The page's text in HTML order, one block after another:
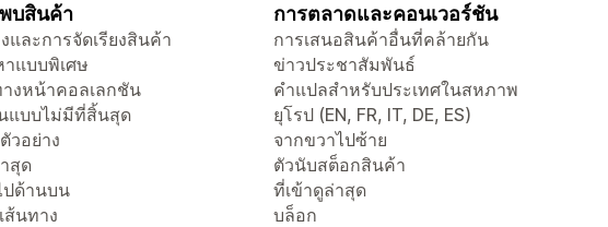
บสินค้า
และการจัดเรียงสินค้า
แบบพิเศษ
งหน้าคอลเลกชัน
แบบไม่มีที่สิ้นสุด
วอย่าง
สุด
ปด้านบน
ส้นทาง
การตลาดและคอนเวอร์ชัน
การเสนอสินค้าอื่นที่คล้ายกัน
ข่าวประชาสัมพันธ์
คำแปลสำหรับประเทศในสหภาพ
ยุโรป (EN, FR, IT, DE, ES)
จากขวาไปซ้าย
ตัวนับสต็อกสินค้า
ที่เข้าดูล่าสุด
บล็อก